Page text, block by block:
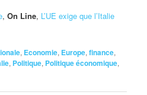
,On Line, L’UE exige que l’Italie
, Economie, Europe,finance,
, Politique, Politique économique,